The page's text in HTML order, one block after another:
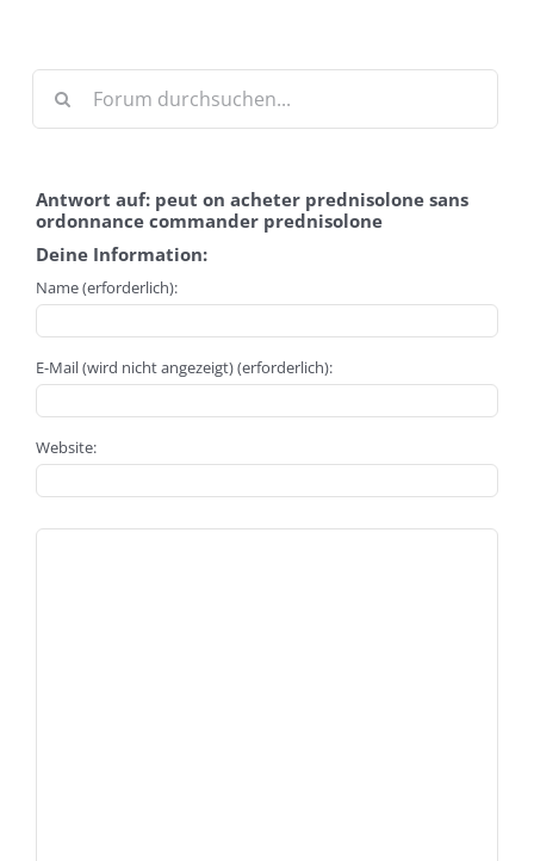
Antwort auf: peut on acheter prednisolone sans
ordonnance commander prednisolone
Deine Information:
Name (erforderlich):
E-Mail (wird nicht angezeigt) (erforderlich):
Website: